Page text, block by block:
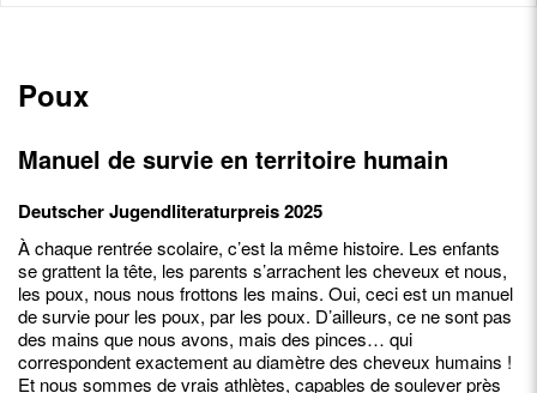
Poux
Manuel de survie en territoire humain
Deutscher Jugendliteraturpreis 2025
À chaque rentrée scolaire, c’est la même histoire. Les enfants
se grattent la tête, les parents s’arrachent les cheveux et nous,
les poux, nous nous frottons les mains. Oui, ceci est un manuel
de survie pour les poux, par les poux. D’ailleurs, ce ne sont pas
des mains que nous avons, mais des pinces… qui
correspondent exactement au diamètre des cheveux humains !
Et nous sommes de vrais athlètes, capables de soulever près